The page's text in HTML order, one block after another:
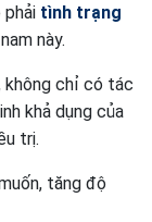
phải tình trạng
này.
không chỉ có tác
khả dụng của
trị.
tăng độ